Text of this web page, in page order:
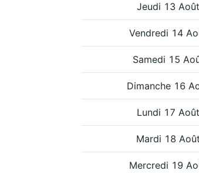
Jeudi 13 Août
Vendredi 14
Samedi 15
Dimanche 16
Lundi 17 Août
Mardi 18 Août
Mercredi 19